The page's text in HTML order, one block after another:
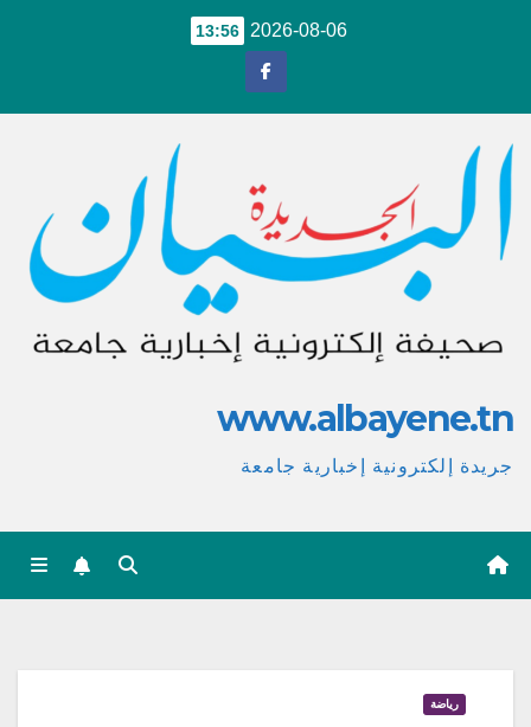
2026-08-06
13:56
www.albayene.tn
جريدة إلكترونية إخبارية جامعة
رياضة